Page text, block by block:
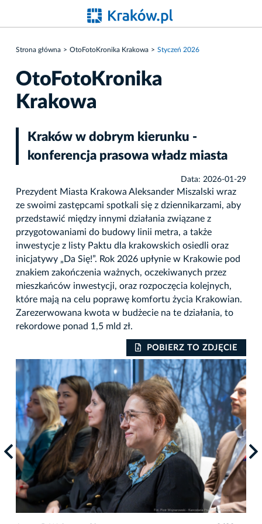
Strona główna OtoFotoKronika Krakowa Styczeń 2026
OtoFotoKronika
Krakowa
Kraków w dobrym kierunku -
konferencja prasowa władz miasta
Data: 2026-01-29
Prezydent Miasta Krakowa Aleksander Miszalski wraz
ze swoimi zastępcami spotkali się z dziennikarzami, aby
przedstawić między innymi działania związane z
przygotowaniami do budowy linii metra, a także
inwestycje z listy Paktu dla krakowskich osiedli oraz
inicjatywy „Da Się!”. Rok 2026 upłynie w Krakowie pod
znakiem zakończenia ważnych, oczekiwanych przez
mieszkańców inwestycji, oraz rozpoczęcia kolejnych,
które mają na celu poprawę komfortu życia Krakowian.
Zarezerwowana kwota w budżecie na te działania, to
rekordowe ponad 1,5 mld zł.
POBIERZ TO ZDJĘCIE